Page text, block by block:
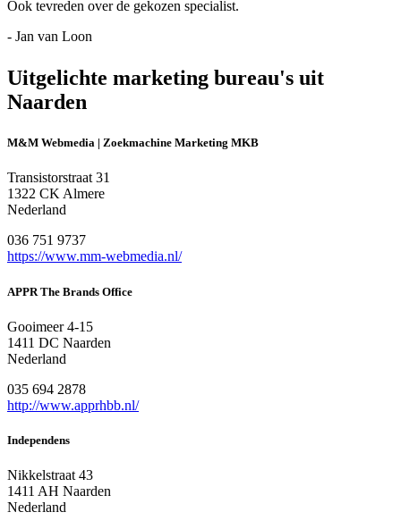
Ook tevreden over de gekozen specialist.
- Jan van Loon
Uitgelichte marketing bureau's uit
Naarden
M&M Webmedia | Zoekmachine Marketing MKB
Transistorstraat 31
1322 CK Almere
Nederland
036 751 9737
https://www.mm-webmedia.nl/
APPR The Brands Office
Gooimeer 4-15
1411 DC Naarden
Nederland
035 694 2878
http://www.apprhbb.nl/
Independens
Nikkelstraat 43
1411 AH Naarden
Nederland